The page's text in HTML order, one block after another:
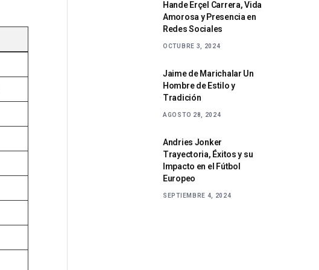
Hande Erçel Carrera, Vida
Amorosa y Presencia en
Redes Sociales
OCTUBRE 3, 2024
Jaime de Marichalar Un
Hombre de Estilo y
Tradición
AGOSTO 28, 2024
Andries Jonker
Trayectoria, Éxitos y su
Impacto en el Fútbol
Europeo
SEPTIEMBRE 4, 2024